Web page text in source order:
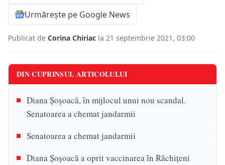
Urmărește pe Google News
Publicat de Corina Chiriac la 21 septembrie 2021, 03:00
DIN CUPRINSUL ARTICOLULUI
Diana Șoșoacă, în mijlocul unui nou scandal.
Senatoarea a chemat jandarmii
Senatoarea a chemat jandarmii
Diana Șoșoacă a oprit vaccinarea în Răchițeni